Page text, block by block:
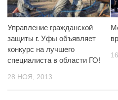
Управление гражданской
защиты г. Уфы объявляет
конкурс на лучшего
специалиста в области ГО!
28 НОЯ, 2013